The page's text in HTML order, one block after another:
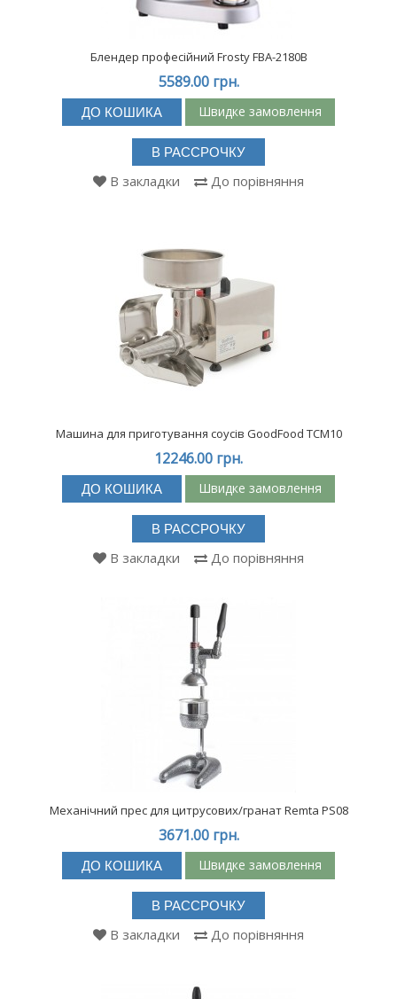
Блендер професійний Frosty FBA-2180B
5589.00 грн.
ДО КОШИКА Швидке замовлення
В РАССРОЧКУ
В закладки До порівняння
Машина для приготування соусів GoodFood TCM10
12246.00 грн.
ДО КОШИКА Швидке замовлення
В РАССРОЧКУ
В закладки До порівняння
Механічний прес для цитрусових/гранат Remta PS08
3671.00 грн.
ДО КОШИКА Швидке замовлення
В РАССРОЧКУ
В закладки До порівняння